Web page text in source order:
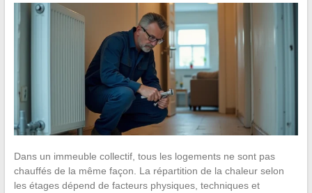
Dans un immeuble collectif, tous les logements ne sont pas
chauffés de la même façon. La répartition de la chaleur selon
les étages dépend de facteurs physiques, techniques et